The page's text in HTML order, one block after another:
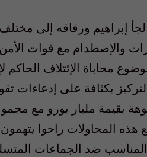
إبراهيم ورفاقه إلى
والإصطدام مع قوات
محاباة الإئتلاف الحاكم
التركيز بكثافة على
مشبوهة بقيمة مليار يورو
المحاولات راحوا
ضد الجماعات